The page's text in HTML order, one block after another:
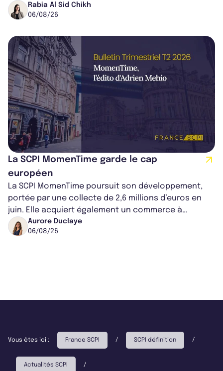
dans le centre du pays, un établis...
Rabia Al Sid Chikh
06/08/26
La SCPI MomenTime garde le cap
européen
La SCPI MomenTime poursuit son développement,
portée par une collecte de 2,6 millions d’euros en
juin. Elle acquiert également un commerce à
Worcester, place une plateforme logisti...
Aurore Duclaye
06/08/26
Vous êtes ici : France SCPI / SCPI définition /
Actualités SCPI /